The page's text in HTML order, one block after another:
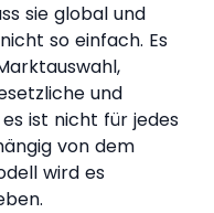
sie global und
so einfach. Es
und
ist nicht für jedes
von dem
wird es